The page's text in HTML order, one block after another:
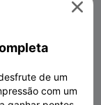

de um
com um